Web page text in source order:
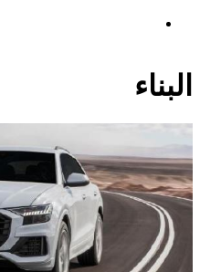
البناء